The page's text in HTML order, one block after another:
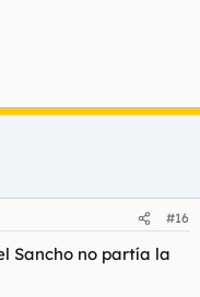
#16
Sancho no partía la